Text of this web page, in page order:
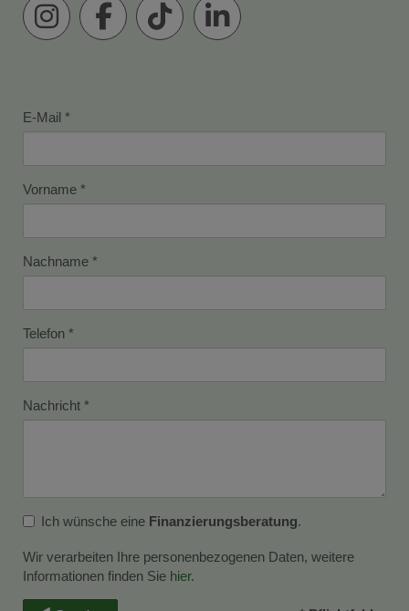
E-Mail
Vorname
Nachname
Telefon
Nachricht
Ich wünsche eine Finanzierungsberatung.
Wir verarbeiten Ihre personenbezogenen Daten, weitere
Informationen finden Sie hier.